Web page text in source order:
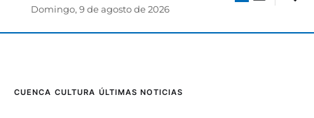
Domingo, 9 de agosto de 2026
CUENCA CULTURA ÚLTIMAS NOTICIAS